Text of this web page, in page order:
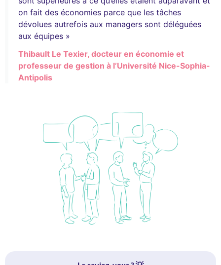
on fait des économies parce que les tâches
dévolues autrefois aux managers sont déléguées
aux équipes »
Thibault Le Texier, docteur en économie et
professeur de gestion à l’Université Nice-Sophia-
Antipolis